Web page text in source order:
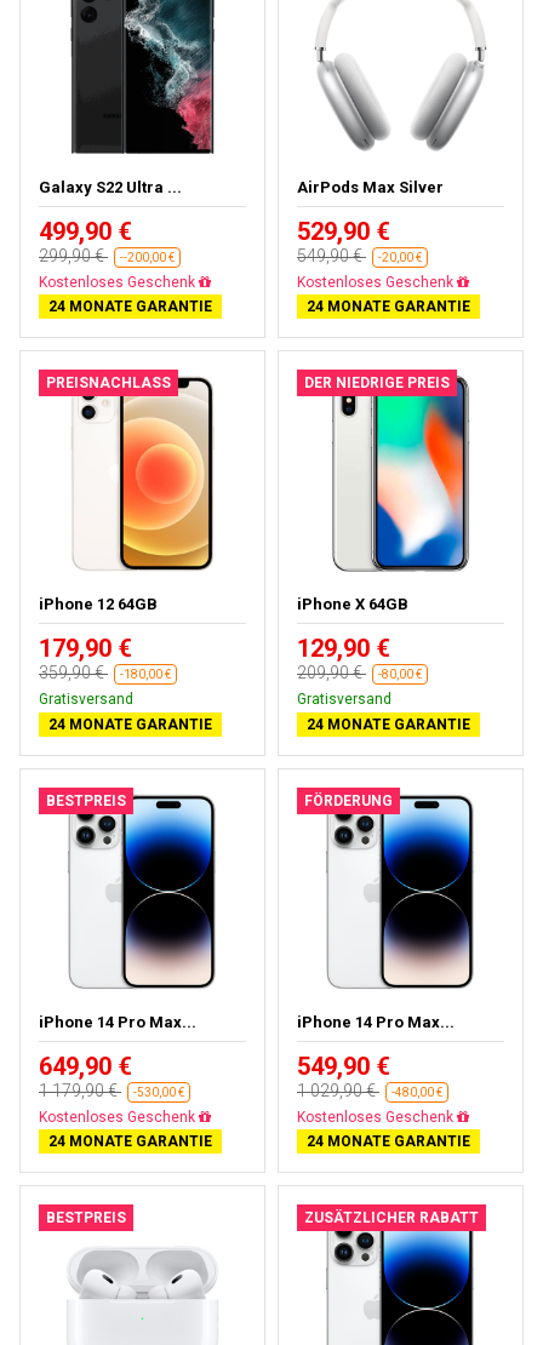
Galaxy S22 Ultra ...
499,90 €
299,90 € --200,00 €
Kostenloses Geschenk
24 MONATE GARANTIE
AirPods Max Silver
529,90 €
549,90 € -20,00 €
Kostenloses Geschenk
24 MONATE GARANTIE
PREISNACHLASS
iPhone 12 64GB
179,90 €
359,90 € -180,00 €
Gratisversand
24 MONATE GARANTIE
DER NIEDRIGE PREIS
iPhone X 64GB
129,90 €
209,90 € -80,00 €
Gratisversand
24 MONATE GARANTIE
BESTPREIS
iPhone 14 Pro Max...
649,90 €
1 179,90 € -530,00 €
Kostenloses Geschenk
24 MONATE GARANTIE
FÖRDERUNG
iPhone 14 Pro Max...
549,90 €
1 029,90 € -480,00 €
Kostenloses Geschenk
24 MONATE GARANTIE
BESTPREIS ZUSÄTZLICHER RABATT